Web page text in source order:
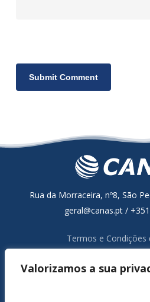
Valorizamos a sua
Rua da Morraceira, nº8, São
geral@canas.pt /
Termos e Condições
Resolução Alternativa de